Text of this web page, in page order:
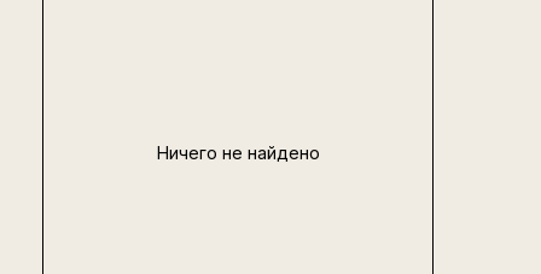
Ничего не найдено